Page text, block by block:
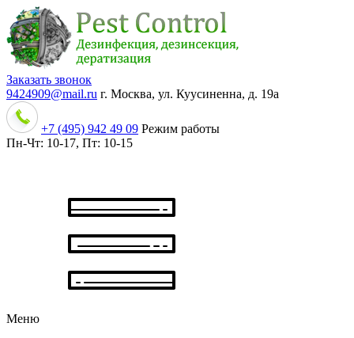
Заказать звонок
9424909@mail.ru г. Москва, ул. Куусиненна, д. 19а
+7 (495) 942 49 09 Режим работы
Пн-Чт: 10-17, Пт: 10-15
Меню